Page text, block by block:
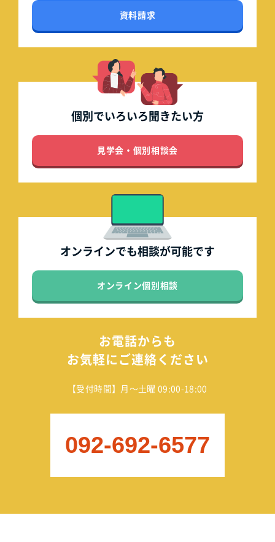
資料請求
個別でいろいろ聞きたい方
見学会・個別相談会
オンラインでも相談が可能です
オンライン個別相談
お電話からも
お気軽にご連絡ください
【受付時間】月～土曜 09:00-18:00
092-692-6577